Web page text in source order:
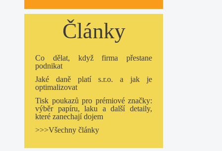
Články
Co dělat, když firma přestane
podnikat
Jaké daně platí s.r.o. a jak je
optimalizovat
Tisk poukazů pro prémiové značky:
výběr papíru, laku a další detaily,
které zanechají dojem
>>>Všechny články